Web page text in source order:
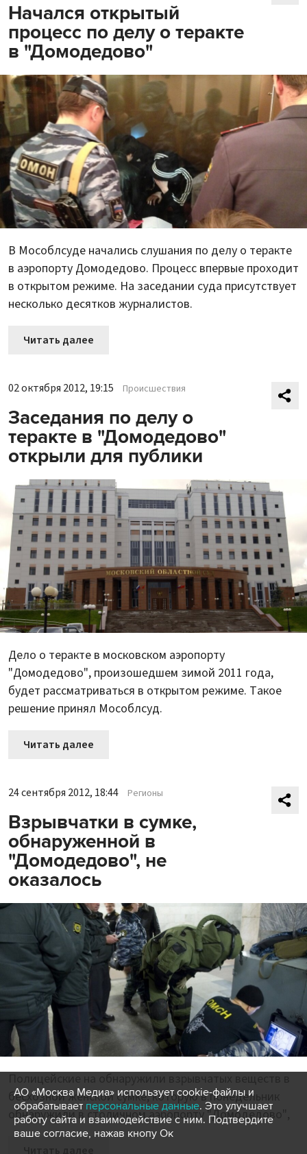
Начался открытый
процесс по делу о теракте
в "Домодедово"
В Мособлсуде начались слушания по делу о теракте
в аэропорту Домодедово. Процесс впервые проходит
в открытом режиме. На заседании суда присутствует
несколько десятков журналистов.
Читать далее
02 октября 2012, 19:15 Происшествия
Заседания по делу о
теракте в "Домодедово"
открыли для публики
Дело о теракте в московском аэропорту
"Домодедово", произошедшем зимой 2011 года,
будет рассматриваться в открытом режиме. Такое
решение принял Мособлсуд.
Читать далее
24 сентября 2012, 18:44 Регионы
Взрывчатки в сумке,
обнаруженной в
"Домодедово", не
оказалось
бесхозной женской сумке, которую в понедельник
обнаружили в столичном аэропорту "Домодедово",
АО «Москва Медиа» использует cookie-файлы и
обрабатывает персональные данные. Это улучшает
работу сайта и взаимодействие с ним. Подтвердите
ваше согласие, нажав кнопу Ок